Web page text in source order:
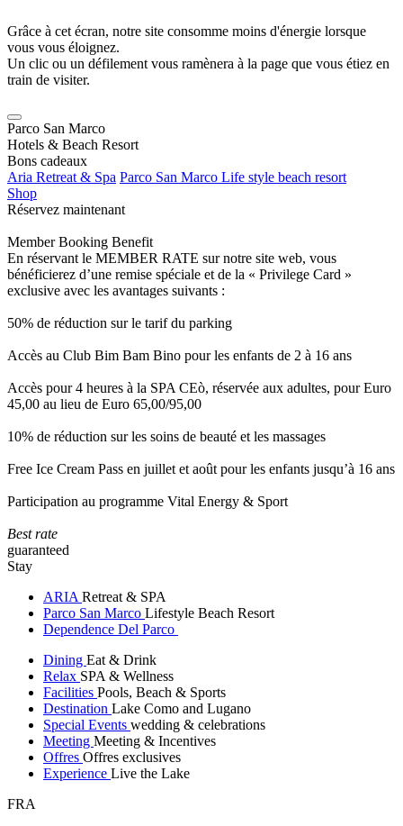
Grâce à cet écran, notre site consomme moins d'énergie lorsque
vous vous éloignez.
Un clic ou un défilement vous ramènera à la page que vous étiez en
train de visiter.
Parco San Marco
Hotels & Beach Resort
Bons cadeaux
Aria Retreat & Spa Parco San Marco Life style beach resort
Shop
Réservez maintenant
Member Booking Benefit
En réservant le MEMBER RATE sur notre site web, vous
bénéficierez d’une remise spéciale et de la « Privilege Card »
exclusive avec les avantages suivants :
50% de réduction sur le tarif du parking
Accès au Club Bim Bam Bino pour les enfants de 2 à 16 ans
Accès pour 4 heures à la SPA CEò, réservée aux adultes, pour Euro
45,00 au lieu de Euro 65,00/95,00
10% de réduction sur les soins de beauté et les massages
Free Ice Cream Pass en juillet et août pour les enfants jusqu’à 16 ans
Participation au programme Vital Energy & Sport
Best rate
guaranteed
Stay
ARIA Retreat & SPA
Parco San Marco Lifestyle Beach Resort
Dependence Del Parco
Dining Eat & Drink
Relax SPA & Wellness
Facilities Pools, Beach & Sports
Destination Lake Como and Lugano
Special Events wedding & celebrations
Meeting Meeting & Incentives
Offres Offres exclusives
Experience Live the Lake
FRA